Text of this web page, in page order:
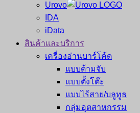
Urovo
IDA
iData
สินค้าและบริการ
เครื่องอ่านบาร์โค้ด
แบบด้ามจับ
แบบตั้งโต๊ะ
แบบไร้สาย/บลูทูธ
กลุ่มอุตสาหกรรม